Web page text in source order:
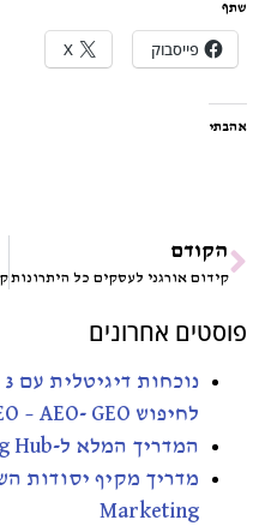
שתף
פייסבוק X
אהבתי
הקודם
קידום אורגני לעסקים כל היתרונות
פוסטים אחרונים
לחיפוש SEO – AEO- GEO
המדריך המלא ל-HubSpot Marketing Hub
Marketing